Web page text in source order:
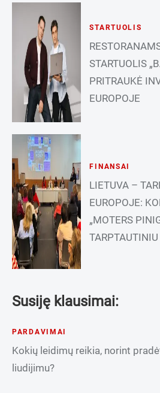
STARTUOLIS
STARTUOLIS
PRITRAUKĖ
EUROPOJE
FINANSAI
LIETUVA –
EUROPOJE:
„MOTERS
Susiję klausimai:
PARDAVIMAI
Kokių leidimų reikia, norint
liudijimu?